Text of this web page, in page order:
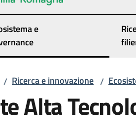
e
/ Ricerca e innovazione /
Alta